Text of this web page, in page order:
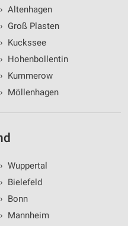
› Altenhagen
› Groß Plasten
› Kuckssee
› Hohenbollentin
› Kummerow
› Möllenhagen
› Wuppertal
› Bielefeld
› Bonn
› Mannheim